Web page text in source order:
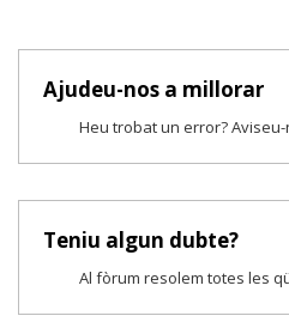
Ajudeu-nos a millorar
Heu trobat un error?
Teniu algun dubte?
Al fòrum resolem totes les